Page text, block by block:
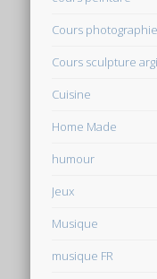
Cours photographie
Cours sculpture
Cuisine
Home Made
humour
Jeux
Musique
musique FR